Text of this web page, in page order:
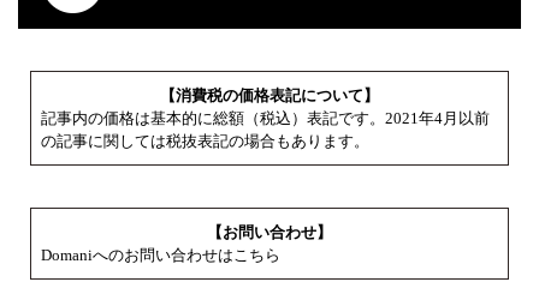
【消費税の価格表記について】
記事内の価格は基本的に総額（税込）表記です。2021年4月以前
の記事に関しては税抜表記の場合もあります。
【お問い合わせ】
Domaniへのお問い合わせはこちら